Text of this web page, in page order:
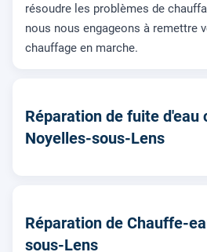
résoudre les problèmes de
nous nous engageons à remettre
chauffage en marche.
Réparation de fuite d'eau
Noyelles-sous-Lens
Réparation de Chauffe-
sous-Lens